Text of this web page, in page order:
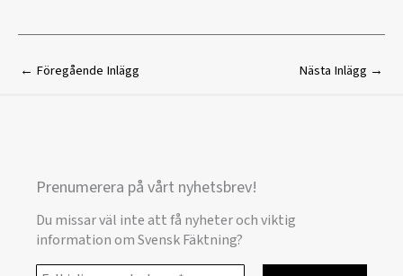
← Föregående Inlägg Nästa Inlägg →
Prenumerera på vårt nyhetsbrev!
Du missar väl inte att få nyheter och viktig
information om Svensk Fäktning?